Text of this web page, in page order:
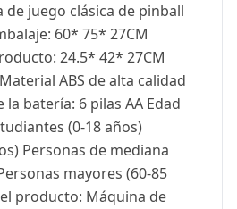
juego clásica de pinball
60* 75* 27CM
24.5* 42* 27CM
ABS de alta calidad
la batería: 6 pilas AA Edad
(0-18 años)
Personas de mediana
mayores (60-85
producto: Máquina de